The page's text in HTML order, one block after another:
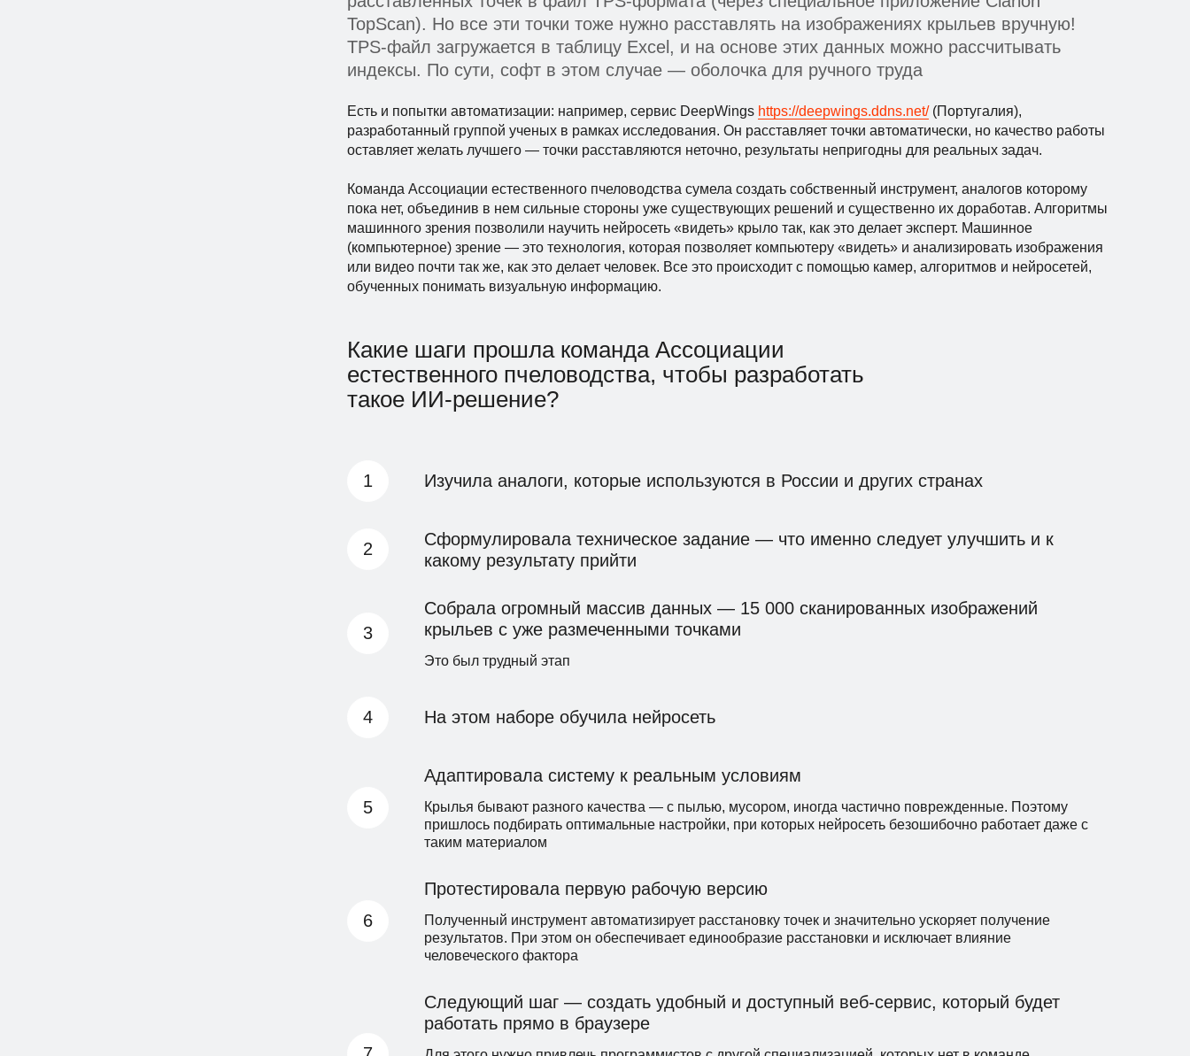
TopScan). Но все эти точки тоже нужно расставлять на изображениях крыльев вручную!
TPS-файл загружается в таблицу Excel, и на основе этих данных можно рассчитывать
индексы. По сути, софт в этом случае — оболочка для ручного труда
Есть и попытки автоматизации: например, сервис DeepWings https://deepwings.ddns.net/(Португалия),
разработанный группой ученых в рамках исследования. Он расставляет точки автоматически, но качество работы
оставляет желать лучшего — точки расставляются неточно, результаты непригодны для реальных задач.
Команда Ассоциации естественного пчеловодства сумела создать собственный инструмент, аналогов которому
пока нет, объединив в нем сильные стороны уже существующих решений и существенно их доработав. Алгоритмы
машинного зрения позволили научить нейросеть «видеть» крыло так, как это делает эксперт. Машинное
(компьютерное) зрение — это технология, которая позволяет компьютеру «видеть» и анализировать изображения
или видео почти так же, как это делает человек. Все это происходит с помощью камер, алгоритмов и нейросетей,
обученных понимать визуальную информацию.
Какие шаги прошла команда Ассоциации
естественного пчеловодства, чтобы разработать
такое ИИ-решение?
Изучила аналоги, которые используются в России и других странах
Сформулировала техническое задание — что именно следует улучшить и к
какому результату прийти
Собрала огромный массив данных — 15 000 сканированных изображений
крыльев с уже размеченными точками
Это был трудный этап
На этом наборе обучила нейросеть
Адаптировала систему к реальным условиям
Крылья бывают разного качества — с пылью, мусором, иногда частично поврежденные. Поэтому
пришлось подбирать оптимальные настройки, при которых нейросеть безошибочно работает даже с
таким материалом
Протестировала первую рабочую версию
Полученный инструмент автоматизирует расстановку точек и значительно ускоряет получение
результатов. При этом он обеспечивает единообразие расстановки и исключает влияние
человеческого фактора
Следующий шаг — создать удобный и доступный веб-сервис, который будет
работать прямо в браузере